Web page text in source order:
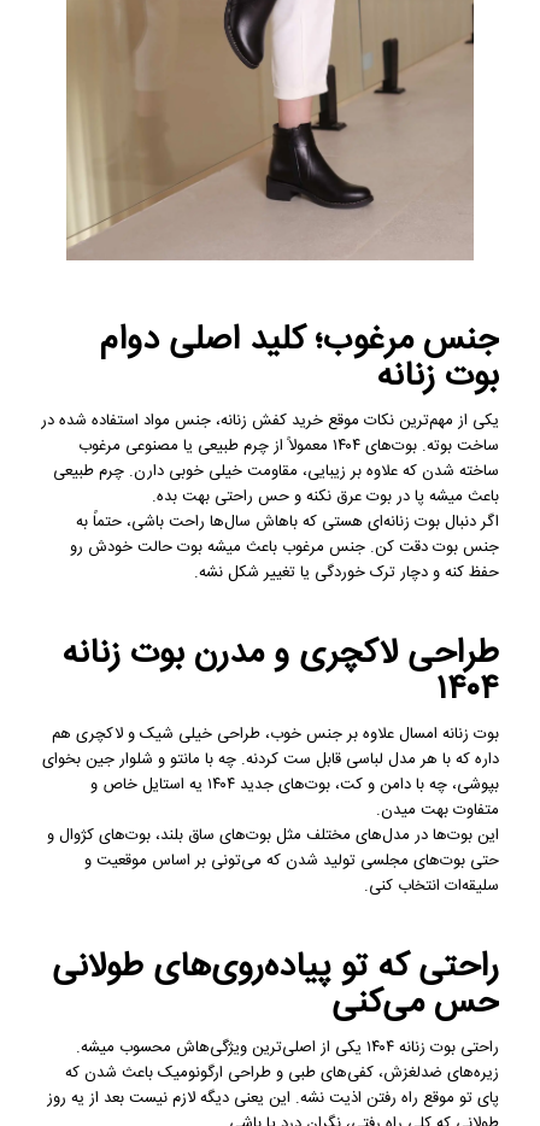
جنس مرغوب؛ کلید اصلی دوام
بوت زنانه
یکی از مهم‌ترین نکات موقع خرید کفش زنانه، جنس مواد استفاده شده در
ساخت بوته. بوت‌های ۱۴۰۴ معمولاً از چرم طبیعی یا مصنوعی مرغوب
ساخته شدن که علاوه بر زیبایی، مقاومت خیلی خوبی دارن. چرم طبیعی
باعث میشه پا در بوت عرق نکنه و حس راحتی بهت بده.
اگر دنبال بوت زنانه‌ای هستی که باهاش سال‌ها راحت باشی، حتماً به
جنس بوت دقت کن. جنس مرغوب باعث میشه بوت حالت خودش رو
حفظ کنه و دچار ترک خوردگی یا تغییر شکل نشه.
طراحی لاکچری و مدرن بوت زنانه
۱۴۰۴
بوت زنانه امسال علاوه بر جنس خوب، طراحی خیلی شیک و لاکچری هم
داره که با هر مدل لباسی قابل ست کردنه. چه با مانتو و شلوار جین بخوای
بپوشی، چه با دامن و کت، بوت‌های جدید ۱۴۰۴ یه استایل خاص و
متفاوت بهت میدن.
این بوت‌ها در مدل‌های مختلف مثل بوت‌های ساق بلند، بوت‌های کژوال و
حتی بوت‌های مجلسی تولید شدن که می‌تونی بر اساس موقعیت و
سلیقه‌ات انتخاب کنی.
راحتی که تو پیاده‌روی‌های طولانی
حس می‌کنی
راحتی بوت زنانه ۱۴۰۴ یکی از اصلی‌ترین ویژگی‌هاش محسوب میشه.
زیره‌های ضدلغزش، کفی‌های طبی و طراحی ارگونومیک باعث شدن که
پای تو موقع راه رفتن اذیت نشه. این یعنی دیگه لازم نیست بعد از یه روز